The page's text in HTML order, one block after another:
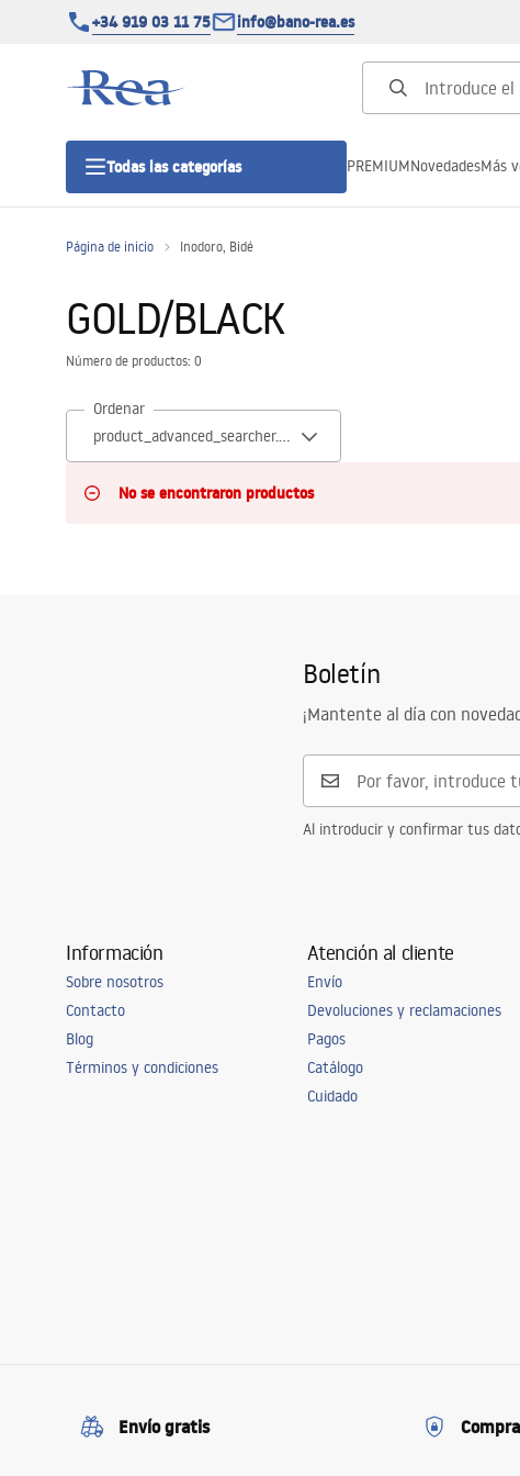
+34 919 03 11 75 info@bano-rea.es
Todas las categorías
Puertas de ducha
PREMIUMNovedadesMás
Página de inicio Inodoro, Bidé
GOLD/BLACK
Número de productos: 0
Ordenar
No se encontraron productos
Boletín
¡Mantente al día con
Al introducir y confirmar tus
Información
Sobre nosotros
Contacto
Blog
Términos y condiciones
Atención al cliente
Envío
Devoluciones y reclamaciones
Pagos
Catálogo
Cuidado
Envío gratis